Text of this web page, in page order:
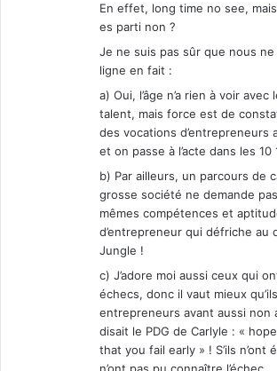
:
En effet, long time no see,
es parti non ?
Je ne suis pas sûr que nous
ligne en fait :
a) Oui, l’âge n’a rien à voir
talent, mais force est de
des vocations d’entrepreneurs
et on passe à l’acte dans les 10
b) Par ailleurs, un parcours de
grosse société ne demande
mêmes compétences et
d’entrepreneur qui défriche au
Jungle !
c) J’adore moi aussi ceux qui
échecs, donc il vaut mieux
entrepreneurs avant aussi non
disait le PDG de Carlyle : «
that you fail early » ! S’ils n’ont